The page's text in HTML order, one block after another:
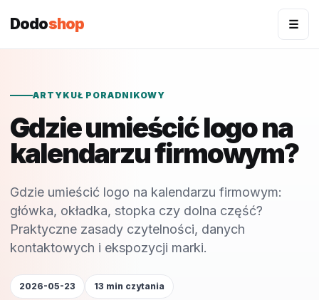
Dodoshop ☰
ARTYKUŁ PORADNIKOWY
Gdzie umieścić logo na
kalendarzu firmowym?
Gdzie umieścić logo na kalendarzu firmowym:
główka, okładka, stopka czy dolna część?
Praktyczne zasady czytelności, danych
kontaktowych i ekspozycji marki.
2026-05-23 13 min czytania